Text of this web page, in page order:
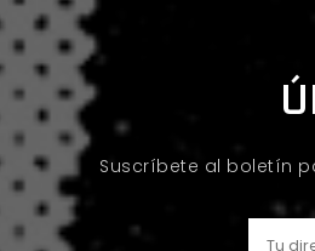
Suscríbete al boletín